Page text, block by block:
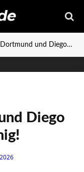
und Diego Moreira sind sich einig!
Diego